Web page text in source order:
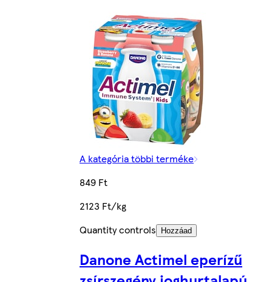
A kategória többi terméke
849 Ft
2123 Ft/kg
Quantity controls
Hozzáad
Danone Actimel eperízű